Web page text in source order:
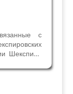
с
Шекспира
молодых